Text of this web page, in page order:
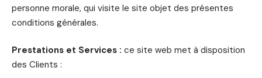
personne morale, qui visite le site objet des présentes
conditions générales.
Prestations et Services : ce site web met à disposition
des Clients :